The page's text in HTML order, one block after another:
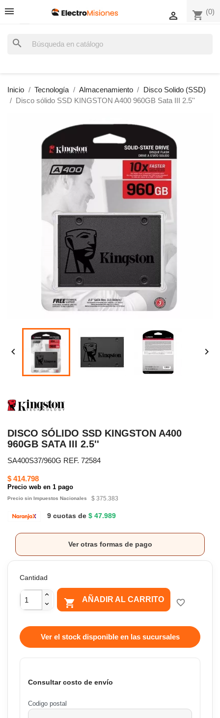
shopping_cart (0)

search
Inicio Tecnología Almacenamiento
Disco Solido (SSD)
Disco sólido SSD KINGSTON A400 960GB Sata III 2.5''
 
DISCO SÓLIDO SSD KINGSTON A400
960GB SATA III 2.5''
SA400S37/960G REF. 72584
$ 414.798
Precio web en 1 pago
Precio sin Impuestos Nacionales $ 375.383
9 cuotas de $ 47.989
Ver otras formas de pago
Cantidad
 AÑADIR AL CARRITO favorite_border
Ver el stock disponible en las sucursales
Consultar costo de envío
Codigo postal